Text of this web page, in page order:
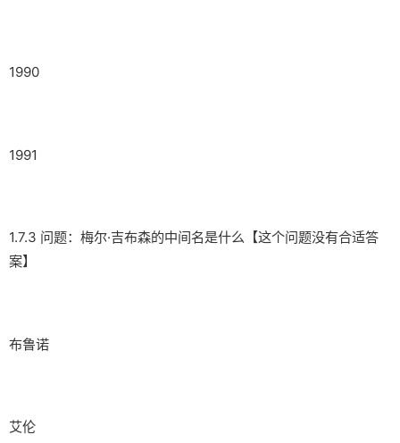
1990
1991
1.7.3 问题：梅尔·吉布森的中间名是什么【这个问题没有合适答
案】
布鲁诺
艾伦